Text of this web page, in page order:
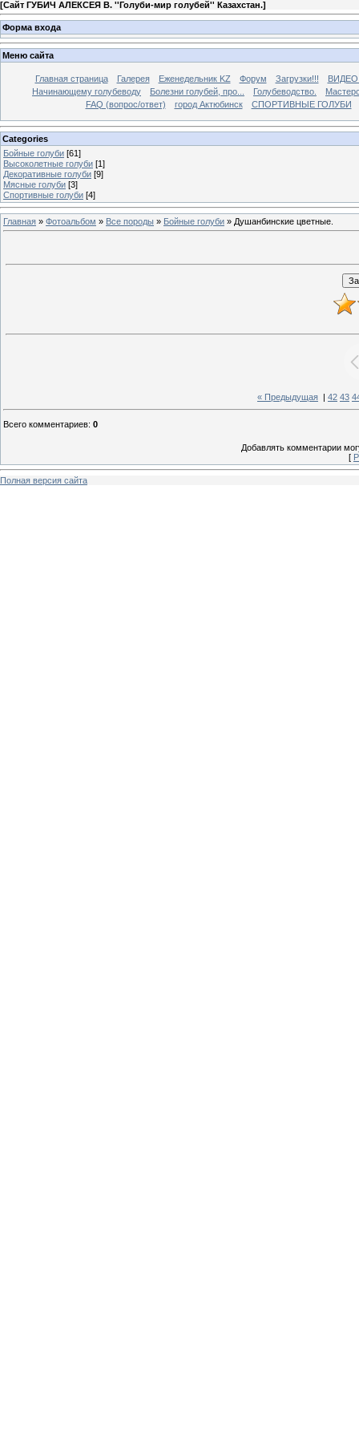
[Сайт ГУБИЧ АЛЕКСЕЯ В. ''Голуби-мир голубей'' Казахстан.]
Форма входа
Меню сайта
Главная страница Галерея Еженедельник KZ Форум Загрузки!!!
Начинающему голубеводу
Болезни голубей, про... Голубеводство.
FAQ (вопрос/ответ)
город Актюбинск СПОРТИВНЫЕ ГОЛУБИ
Categories
Бойные голуби [61]
Высоколетные голуби [1]
Декоративные голуби [9]
Мясные голуби [3]
Спортивные голуби [4]
Главная » Фотоальбом » Все породы » Бойные голуби » Душанбинские цветные.
« Предыдущая 42 43
Всего комментариев: 0
Добавлять комментарии
[
Полная версия сайта